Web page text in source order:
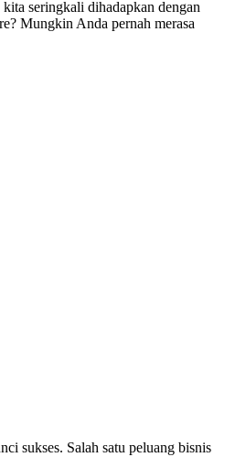
seringkali dihadapkan dengan
Mungkin Anda pernah merasa
sukses. Salah satu peluang bisnis